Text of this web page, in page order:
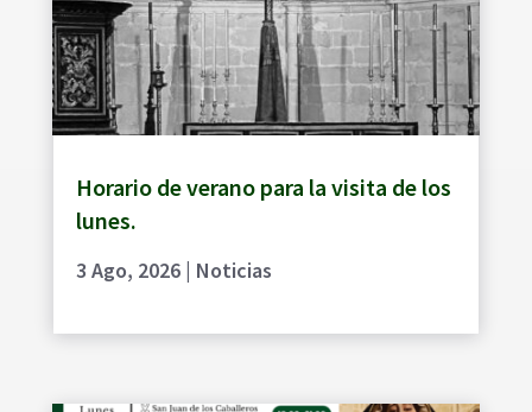
Horario de verano para la visita de los
lunes.
3 Ago, 2026| Noticias